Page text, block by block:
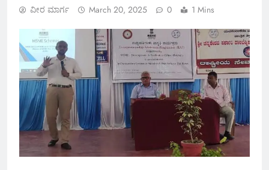
ವೀರ ಮಾರ್ಗ March 20, 2025 0 1 Mins